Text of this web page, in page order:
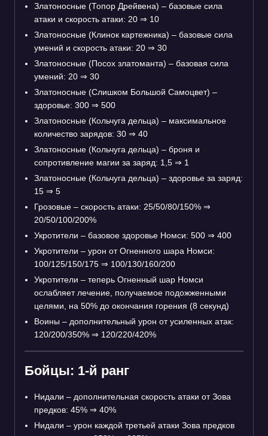
Златоносные (Топор Дрейвена) – базовые сила
атаки и скорость атаки: 20 ⇒ 10
Златоносные (Клинок картежника) – базовые сила
умений и скорость атаки: 20 ⇒ 30
Златоносные (Посох златоманта) – базовая сила
умений: 20 ⇒ 30
Златоносные (Слишком Большой Самоцвет) –
здоровье: 300 ⇒ 500
Златоносные (Кольчуга дельца) – максимальное
количество зарядов: 30 ⇒ 40
Златоносные (Кольчуга дельца) – броня и
сопротивление магии за заряд: 1,5 ⇒ 1
Златоносные (Кольчуга дельца) – здоровье за заряд:
15 ⇒ 5
Грозовые – скорость атаки: 25/50/80/150% ⇒
20/50/100/200%
Укротители – базовое здоровье Номси: 500 ⇒ 400
Укротители – урон от Огненного шара Номси:
100/125/150/175 ⇒ 100/130/160/200
Укротители – теперь Огненный шар Номси
ослабляет лечение, получаемое подожженными
целями, на 50% до окончания горения (8 секунд)
Воины – дополнительный урон от усиленных атак:
120/200/350% ⇒ 120/220/420%
Бойцы: 1-й ранг
Нидали – дополнительная скорость атаки от Зова
предков: 45% ⇒ 40%
Нидали – урон каждой третьей атаки Зова предков